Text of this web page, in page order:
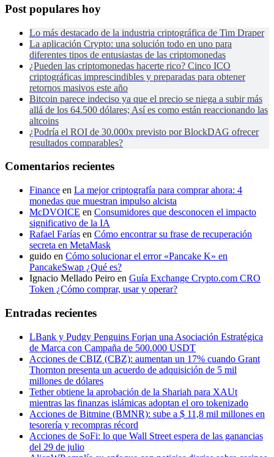
Post populares hoy
Lo más destacado de la industria criptográfica de Tim Draper
La aplicación Crypto: una solución todo en uno para
diferentes tipos de entusiastas de las criptomonedas
¿Pueden las criptomonedas hacerte rico? Cinco ICO
criptográficas imprescindibles y preparadas para obtener
retornos masivos este año
Bitcoin parece indeciso ya que el precio se niega a subir más
allá de los 64.500 dólares; Así es como están reaccionando las
altcoins
¿Podría el ROI de 30.000x previsto por BlockDAG ofrecer
resultados comparables?
Comentarios recientes
Finance en La mejor criptografía para comprar ahora: 4
monedas que muestran impulso alcista
McDVOICE en Consumidores que desconocen el impacto
significativo de la IA
Rafael Farías en Cómo encontrar su frase de recuperación
secreta en MetaMask
guido en Cómo solucionar el error «Pancake K» en
PancakeSwap ¿Qué es?
Ignacio Mellado Peiro en Guía Exchange Crypto.com CRO
Token ¿Cómo comprar, usar y operar?
Entradas recientes
LBank y Pudgy Penguins Forjan una Asociación Estratégica
de Marca con Campaña de 500.000 USDT
Acciones de CBIZ (CBZ): aumentan un 17% cuando Grant
Thornton presenta un acuerdo de adquisición de 5 mil
millones de dólares
Tether obtiene la aprobación de la Shariah para XAUt
mientras las finanzas islámicas adoptan el oro tokenizado
Acciones de Bitmine (BMNR): sube a $ 11,8 mil millones en
tesorería y recompras récord
Acciones de SoFi: lo que Wall Street espera de las ganancias
del 29 de julio